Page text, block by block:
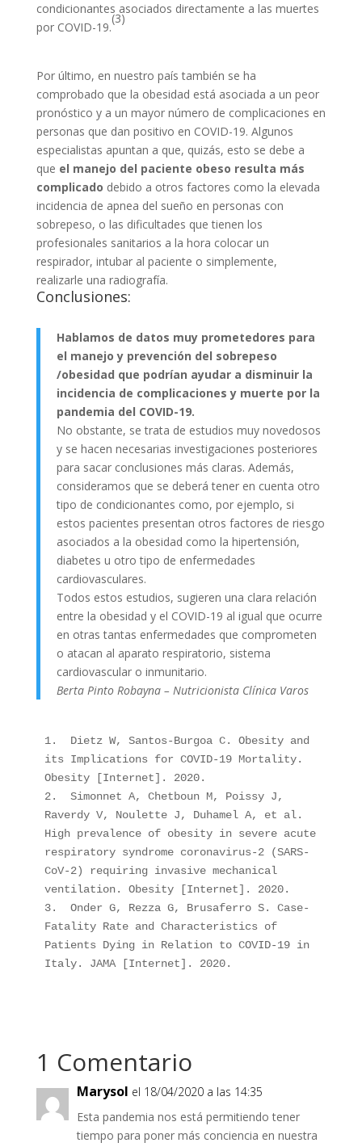
condicionantes asociados directamente a las muertes
por COVID-19.
(3)
Por último, en nuestro país también se ha
comprobado que la obesidad está asociada a un peor
pronóstico y a un mayor número de complicaciones en
personas que dan positivo en COVID-19. Algunos
especialistas apuntan a que, quizás, esto se debe a
que el manejo del paciente obeso resulta más
complicado debido a otros factores como la elevada
incidencia de apnea del sueño en personas con
sobrepeso, o las dificultades que tienen los
profesionales sanitarios a la hora colocar un
respirador, intubar al paciente o simplemente,
realizarle una radiografía.
Conclusiones:
Hablamos de datos muy prometedores para
el manejo y prevención del sobrepeso
/obesidad que podrían ayudar a disminuir la
incidencia de complicaciones y muerte por la
pandemia del COVID-19.
No obstante, se trata de estudios muy novedosos
y se hacen necesarias investigaciones posteriores
para sacar conclusiones más claras. Además,
consideramos que se deberá tener en cuenta otro
tipo de condicionantes como, por ejemplo, si
estos pacientes presentan otros factores de riesgo
asociados a la obesidad como la hipertensión,
diabetes u otro tipo de enfermedades
cardiovasculares.
Todos estos estudios, sugieren una clara relación
entre la obesidad y el COVID-19 al igual que ocurre
en otras tantas enfermedades que comprometen
o atacan al aparato respiratorio, sistema
cardiovascular o inmunitario.
Berta Pinto Robayna – Nutricionista Clínica Varos
1.  Dietz W, Santos-Burgoa C. Obesity and
its Implications for COVID-19 Mortality.
Obesity [Internet]. 2020.
2.  Simonnet A, Chetboun M, Poissy J,
Raverdy V, Noulette J, Duhamel A, et al.
High prevalence of obesity in severe acute
respiratory syndrome coronavirus-2 (SARS-
CoV-2) requiring invasive mechanical
ventilation. Obesity [Internet]. 2020.
3.  Onder G, Rezza G, Brusaferro S. Case-
Fatality Rate and Characteristics of
Patients Dying in Relation to COVID-19 in
Italy. JAMA [Internet]. 2020.
1 Comentario
Marysol el 18/04/2020 a las 14:35
Esta pandemia nos está permitiendo tener
tiempo para poner más conciencia en nuestra